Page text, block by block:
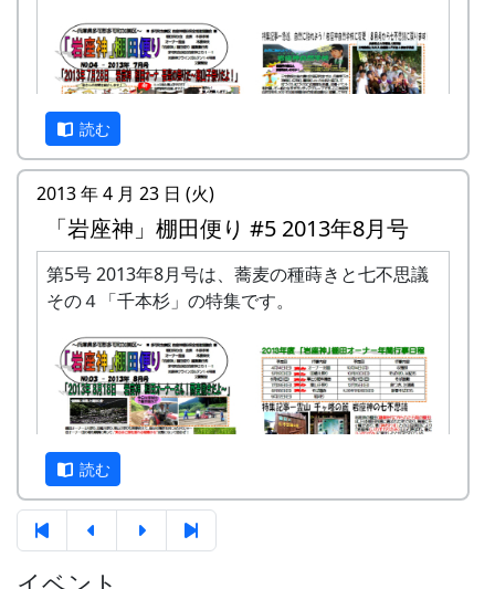
という訳で、予定されていた七不思議その４「千
本杉」は、来月号に持ち越しです。
読む
2013 年 4 月 23 日 (火)
「岩座神」棚田便り #5 2013年8月号
第5号 2013年8月号は、蕎麦の種蒔きと七不思議
その４「千本杉」の特集です。
読む